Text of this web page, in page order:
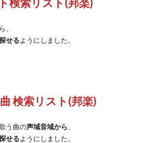
、
せるようにしました。
検索リスト(邦楽)
う曲の声域音域から
せるようにしました。